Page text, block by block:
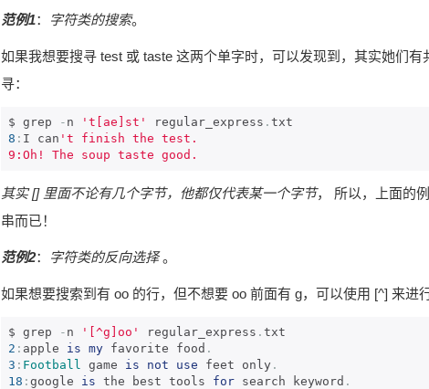
范例1： 字符类的搜索。
如果我想要搜寻 test 或 taste 这两个单字时，可以发现到，其实她们
寻：
$ grep - n 't[ae]st' regular_express .
8 : I can 't finish the test.
9:Oh! The soup taste good.
其实 [] 里面不论有几个字节，他都仅代表某一个字节， 所以，上面的
串而已！
范例2： 字符类的反向选择。
如果想要搜索到有 oo 的行，但不想要 oo 前面有 g，可以使用 [^] 来进
$ grep - n '[^g]oo' regular_express .
2 : apple is my favorite food .
3 : Football game is not use feet only .
18 : google is the best tools for search keyword .